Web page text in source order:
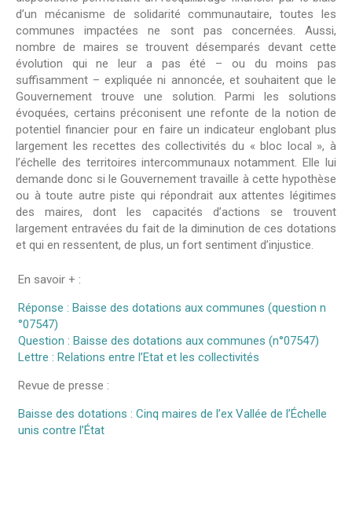
d’un mécanisme de solidarité communautaire, toutes les
communes impactées ne sont pas concernées. Aussi,
nombre de maires se trouvent désemparés devant cette
évolution qui ne leur a pas été – ou du moins pas
suffisamment – expliquée ni annoncée, et souhaitent que le
Gouvernement trouve une solution. Parmi les solutions
évoquées, certains préconisent une refonte de la notion de
potentiel financier pour en faire un indicateur englobant plus
largement les recettes des collectivités du « bloc local », à
l’échelle des territoires intercommunaux notamment. Elle lui
demande donc si le Gouvernement travaille à cette hypothèse
ou à toute autre piste qui répondrait aux attentes légitimes
des maires, dont les capacités d’actions se trouvent
largement entravées du fait de la diminution de ces dotations
et qui en ressentent, de plus, un fort sentiment d’injustice.
En savoir + :
Réponse : Baisse des dotations aux communes (question n
°07547)
Question : Baisse des dotations aux communes (n°07547)
Lettre : Relations entre l’Etat et les collectivités
Revue de presse :
Baisse des dotations : Cinq maires de l’ex Vallée de l’Échelle
unis contre l’État